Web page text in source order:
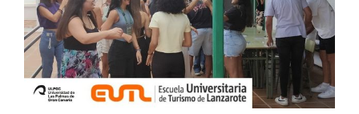
Comisiones
Personal
Empresas
Coordinador y tutores
Renovación acreditación
Memoria verificación
Informes
Impresos y formularios
Impresos y formularios
Correo institucional
Primer Encuentro (2025)
Edición 2025 (UVL 2025)
Edición 2026 (UVL 2026)